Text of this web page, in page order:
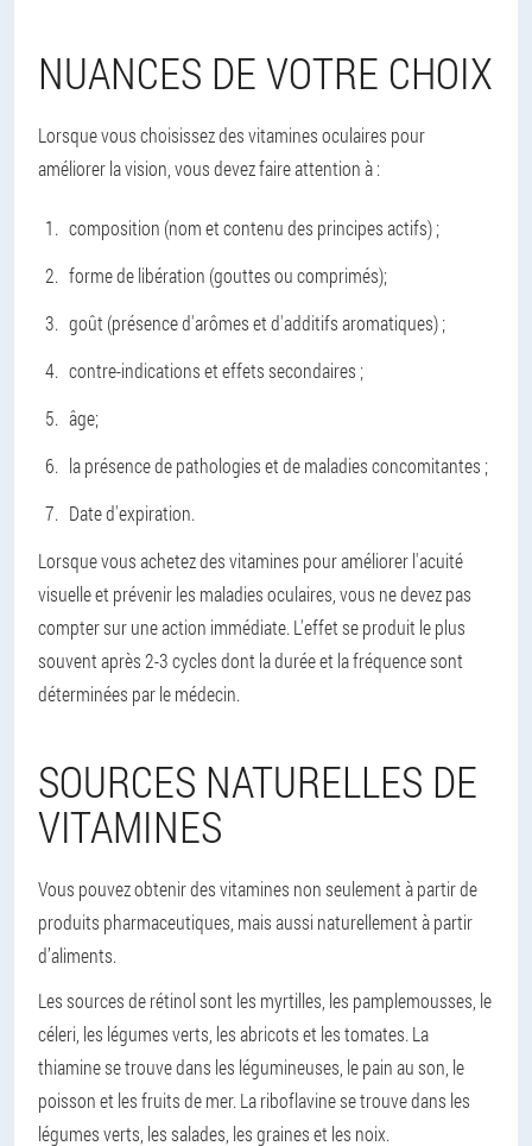
NUANCES DE VOTRE CHOIX
Lorsque vous choisissez des vitamines oculaires pour
améliorer la vision, vous devez faire attention à :
composition (nom et contenu des principes actifs) ;
forme de libération (gouttes ou comprimés);
goût (présence d'arômes et d'additifs aromatiques) ;
contre-indications et effets secondaires ;
âge;
la présence de pathologies et de maladies concomitantes ;
Date d'expiration.
Lorsque vous achetez des vitamines pour améliorer l'acuité
visuelle et prévenir les maladies oculaires, vous ne devez pas
compter sur une action immédiate. L'effet se produit le plus
souvent après 2-3 cycles dont la durée et la fréquence sont
déterminées par le médecin.
SOURCES NATURELLES DE
VITAMINES
Vous pouvez obtenir des vitamines non seulement à partir de
produits pharmaceutiques, mais aussi naturellement à partir
d’aliments.
Les sources de rétinol sont les myrtilles, les pamplemousses, le
céleri, les légumes verts, les abricots et les tomates. La
thiamine se trouve dans les légumineuses, le pain au son, le
poisson et les fruits de mer. La riboflavine se trouve dans les
légumes verts, les salades, les graines et les noix.